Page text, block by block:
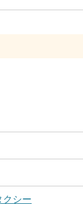
クシー